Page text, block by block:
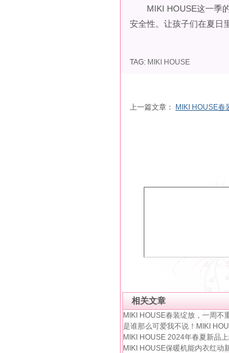
MIKI HOUSE这一季的
安全性。让孩子们在夏日
TAG: MIKI HOUSE
上一篇文章： MIKI HOUSE春
相关文章
MIKI HOUSE春装绽放，一周
是谁那么可爱我不说！MIKI
MIKI HOUSE 2024年春夏新品
MIKI HOUSE保暖机能内衣红动